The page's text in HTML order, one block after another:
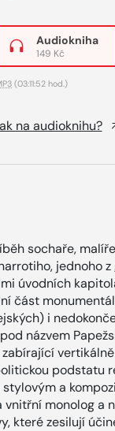
Audiokniha
149 Kč
(03:11:52 hod.)
na audioknihu?
sochaře,
jednoho
úvodních
část
i
názvem
podstatu
stylovým a
vnitřní monolog a
které zesilují